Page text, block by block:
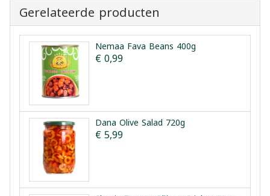
Gerelateerde producten
Nemaa Fava Beans 400g
€ 0,99
Dana Olive Salad 720g
€ 5,99